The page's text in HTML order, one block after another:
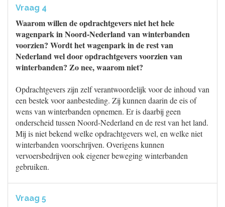
Vraag 4
Waarom willen de opdrachtgevers niet het hele
wagenpark in Noord-Nederland van winterbanden
voorzien? Wordt het wagenpark in de rest van
Nederland wel door opdrachtgevers voorzien van
winterbanden? Zo nee, waarom niet?
Opdrachtgevers zijn zelf verantwoordelijk voor de inhoud van
een bestek voor aanbesteding. Zij kunnen daarin de eis of
wens van winterbanden opnemen. Er is daarbij geen
onderscheid tussen Noord-Nederland en de rest van het land.
Mij is niet bekend welke opdrachtgevers wel, en welke niet
winterbanden voorschrijven. Overigens kunnen
vervoersbedrijven ook eigener beweging winterbanden
gebruiken.
Vraag 5